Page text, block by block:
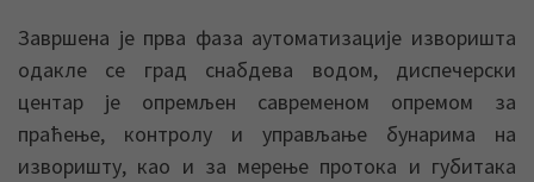
Завршена је прва фаза аутоматизације изворишта
одакле се град снабдева водом, диспечерски
центар је опремљен савременом опремом за
праћење, контролу и управљање бунарима на
изворишту, као и за мерење протока и губитака